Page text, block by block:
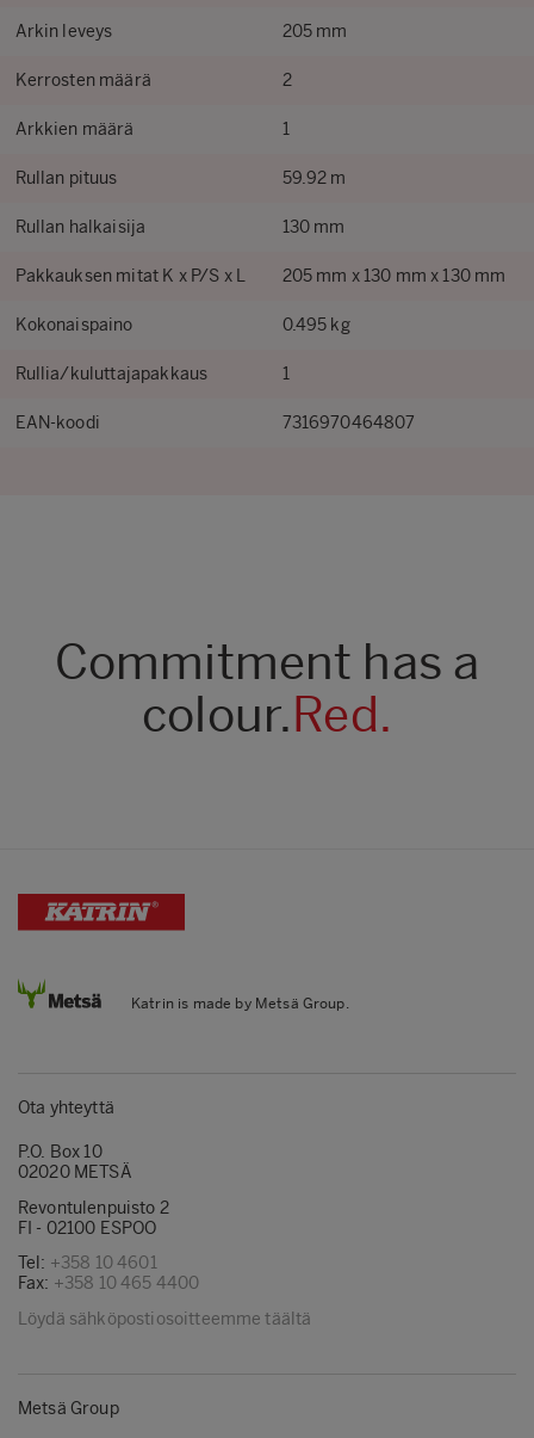
Arkin leveys 205 mm
Kerrosten määrä 2
Arkkien määrä 1
Rullan pituus 59.92 m
Rullan halkaisija 130 mm
Pakkauksen mitat K x P/S x L 205 mm x 130 mm x 130 mm
Kokonaispaino 0.495 kg
Rullia/kuluttajapakkaus 1
EAN-koodi 7316970464807
Commitment has a
colour.Red.
Katrin is made by Metsä Group.
Ota yhteyttä
P.O. Box 10
02020 METSÄ
Revontulenpuisto 2
FI - 02100 ESPOO
Tel: +358 10 4601
Fax: +358 10 465 4400
Löydä sähköpostiosoitteemme täältä
Metsä Group